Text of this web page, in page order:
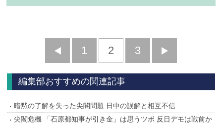
前
へ
1 2 3
へ
編集部おすすめの関連記事
暗黙の了解を失った尖閣問題 日中の誤解と相互不信
尖閣危機 「石原都知事が引き金」は思うツボ 反日デモは戦前か